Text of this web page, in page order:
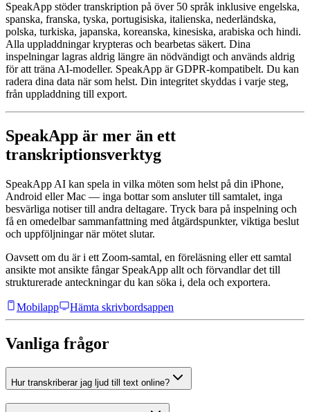
SpeakApp stöder transkription på över 50 språk inklusive engelska,
spanska, franska, tyska, portugisiska, italienska, nederländska,
polska, turkiska, japanska, koreanska, kinesiska, arabiska och hindi.
Alla uppladdningar krypteras och bearbetas säkert. Dina
inspelningar lagras aldrig längre än nödvändigt och används aldrig
för att träna AI-modeller. SpeakApp är GDPR-kompatibelt. Du kan
radera dina data när som helst. Din integritet skyddas i varje steg,
från uppladdning till export.
SpeakApp är mer än ett
transkriptionsverktyg
SpeakApp AI kan spela in vilka möten som helst på din iPhone,
Android eller Mac — inga bottar som ansluter till samtalet, inga
besvärliga notiser till andra deltagare. Tryck bara på inspelning och
få en omedelbar sammanfattning med åtgärdspunkter, viktiga beslut
och uppföljningar när mötet slutar.
Oavsett om du är i ett Zoom-samtal, en föreläsning eller ett samtal
ansikte mot ansikte fångar SpeakApp allt och förvandlar det till
strukturerade anteckningar du kan söka i, dela och exportera.
Mobilapp Hämta skrivbordsappen
Vanliga frågor
Hur transkriberar jag ljud till text online?